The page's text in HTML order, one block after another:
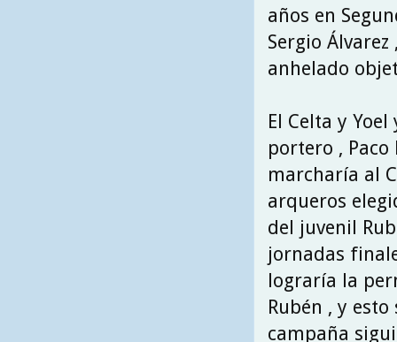
años en
Sergio
anhelado
El Celta y
portero ,
marcharía al
arqueros
del juvenil
jornadas
lograría la
Rubén , y
campaña